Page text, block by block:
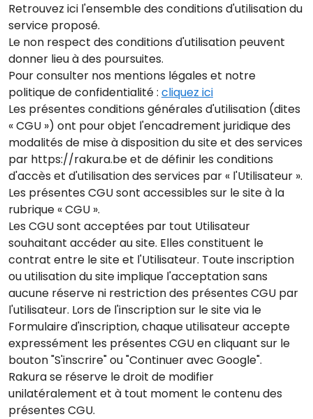
Retrouvez ici l'ensemble des conditions d'utilisation du
service proposé.
Le non respect des conditions d'utilisation peuvent
donner lieu à des poursuites.
Pour consulter nos mentions légales et notre
politique de confidentialité : cliquez ici
Les présentes conditions générales d'utilisation (dites
« CGU ») ont pour objet l'encadrement juridique des
modalités de mise à disposition du site et des services
par https://rakura.be et de définir les conditions
d'accès et d'utilisation des services par « l'Utilisateur ».
Les présentes CGU sont accessibles sur le site à la
rubrique « CGU ».
Les CGU sont acceptées par tout Utilisateur
souhaitant accéder au site. Elles constituent le
contrat entre le site et l'Utilisateur. Toute inscription
ou utilisation du site implique l'acceptation sans
aucune réserve ni restriction des présentes CGU par
l'utilisateur. Lors de l'inscription sur le site via le
Formulaire d'inscription, chaque utilisateur accepte
expressément les présentes CGU en cliquant sur le
bouton "S'inscrire" ou "Continuer avec Google".
Rakura se réserve le droit de modifier
unilatéralement et à tout moment le contenu des
présentes CGU.